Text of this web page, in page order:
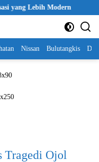
Modern Seleksi
Nissan Bulutangkis
Tragedi Ojol